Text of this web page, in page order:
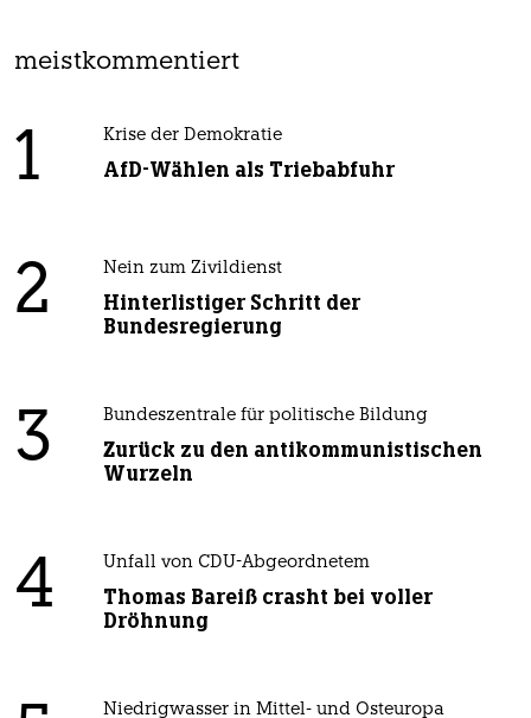
meistkommentiert
1 Krise der Demokratie
AfD-Wählen als Triebabfuhr
2 Nein zum Zivildienst
Hinterlistiger Schritt der
Bundesregierung
3 Bundeszentrale für politische Bildung
Zurück zu den antikommunistischen
Wurzeln
4 Unfall von CDU-Abgeordnetem
Thomas Bareiß crasht bei voller
Dröhnung
Niedrigwasser in Mittel- und Osteuropa